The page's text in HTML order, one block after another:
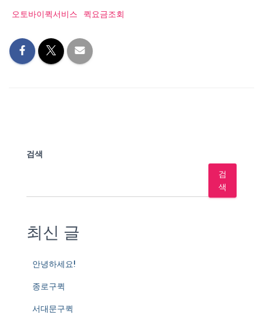
오토바이퀵서비스 퀵요금조회
검색
검
색
최신 글
안녕하세요!
종로구퀵
서대문구퀵